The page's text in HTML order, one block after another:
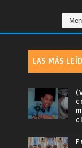
LAS MÁS